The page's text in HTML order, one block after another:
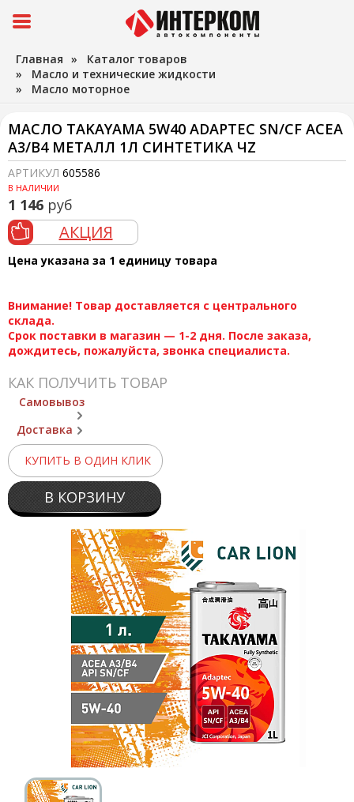
Главная » Каталог товаров
» Масло и технические жидкости
» Масло моторное
МАСЛО TAKAYAMA 5W40 ADAPTEC SN/CF ACEA
A3/B4 МЕТАЛЛ 1Л СИНТЕТИКА ЧZ
АРТИКУЛ 605586
В НАЛИЧИИ
1 146 руб
АКЦИЯ
Цена указана за 1 единицу товара
Внимание! Товар доставляется с центрального
склада.
Срок поставки в магазин — 1-2 дня. После заказа,
дождитесь, пожалуйста, звонка специалиста.
КАК ПОЛУЧИТЬ ТОВАР
Самовывоз
Доставка
КУПИТЬ В ОДИН КЛИК
В КОРЗИНУ